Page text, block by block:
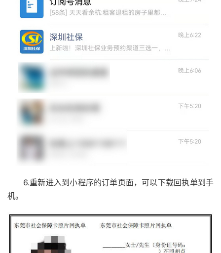
6.重新进入到小程序的订单页面，可以下载回执单到手
机。